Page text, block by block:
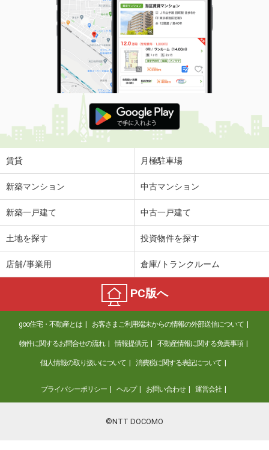
賃貸 月極駐車場
新築マンション 中古マンション
新築一戸建て 中古一戸建て
土地を探す 投資物件を探す
店舗/事業用 倉庫/トランクルーム
PC版へ
goo住宅・不動産とは お客さまご利用端末からの情報の外部送信について
物件に関するお問合せの流れ 情報提供元 不動産情報に関する免責事項
個人情報の取り扱いについて 消費税に関する表記について
プライバシーポリシー ヘルプ お問い合わせ 運営会社
©NTT DOCOMO